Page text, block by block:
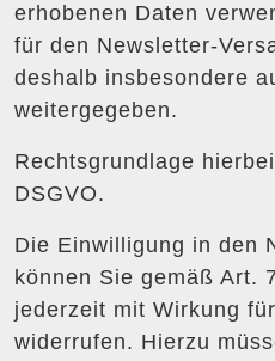
erhobenen Daten
für den Newsletter-
deshalb insbesondere
weitergegeben.
Rechtsgrundlage
DSGVO.
Die Einwilligung in den
können Sie gemäß Art.
jederzeit mit Wirkung
widerrufen. Hierzu